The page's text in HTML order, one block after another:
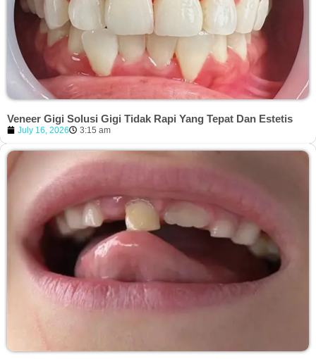
Veneer Gigi Solusi Gigi Tidak Rapi Yang Tepat Dan Estetis
July 16, 2026 3:15 am